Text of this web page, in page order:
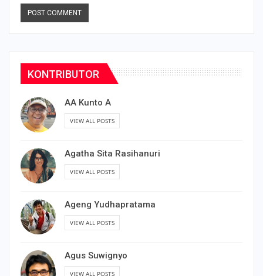
KONTRIBUTOR
AA Kunto A
VIEW ALL POSTS
Agatha Sita Rasihanuri
VIEW ALL POSTS
Ageng Yudhapratama
VIEW ALL POSTS
Agus Suwignyo
VIEW ALL POSTS